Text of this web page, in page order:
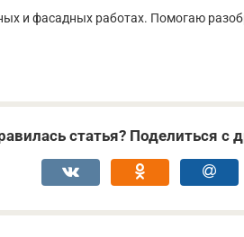
и фасадных работах. Помогаю
статья? Поделиться с